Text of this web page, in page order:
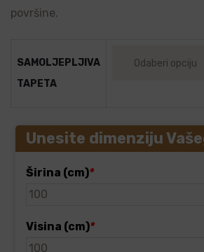
površine.
SAMOLJEPLJIVA
TAPETA
Unesite dimenziju
Širina (cm)*
Visina (cm)*